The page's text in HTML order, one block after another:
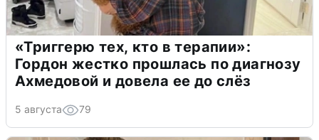
«Триггерю тех, кто в терапии»:
Гордон жестко прошлась по диагнозу
Ахмедовой и довела ее до слёз
5 августа 79